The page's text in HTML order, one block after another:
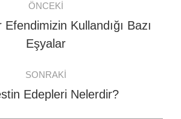
ÖNCEKI
Previous
post:
Kullandığı Bazı
Eşyalar
SONRAKI
Next
Edepleri Nelerdir?